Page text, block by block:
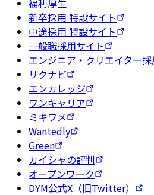
福利厚生
新卒採用 特設サイト
中途採用 特設サイト
一般職採用サイト
エンジニア・クリエイター
リクナビ
エンカレッジ
ワンキャリア
ミキワメ
Wantedly
Green
カイシャの評判
オープンワーク
DYM公式X（旧Twitter）